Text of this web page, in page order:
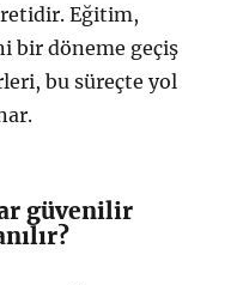
Eğitim,
bir döneme geçiş
bu süreçte yol
güvenilir